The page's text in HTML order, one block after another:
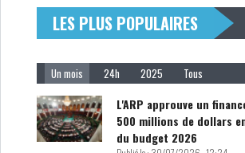
LES PLUS POPULAIRES
Un mois 24h 2025 Tous
L'ARP approuve un
500 millions de dollars
du budget 2026